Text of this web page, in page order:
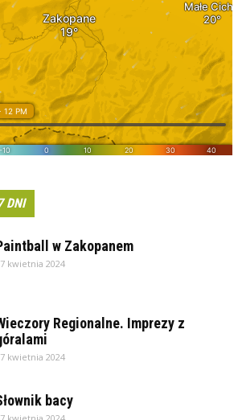
DNI
w Zakopanem
kwietnia 2024
Regionalne. Imprezy z
kwietnia 2024
bacy